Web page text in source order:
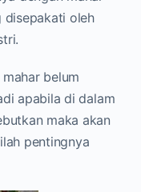
disepakati oleh
belum
apabila di dalam
maka akan
pentingnya